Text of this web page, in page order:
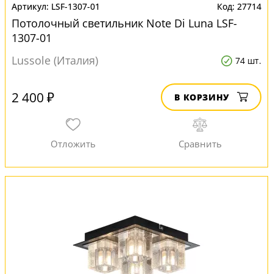
LSF-1307-01 27714
Потолочный светильник Note Di Luna LSF-
1307-01
Lussole (Италия)
74 шт.
2 400 ₽ В КОРЗИНУ